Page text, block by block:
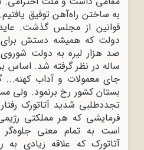
به ساختن راه‌آهن توفیق
قوانین از مجلس گذشت.
دولت که همیشه دستش برای
صد هزار لیره به دولت
ساله در نظر گرفته شد. اساس
جای معمولات و آداب
بستان کشور رخ برنمود. ولی
تجددطلبی شدید آتاتورک
فرمایشی که هر مملکتی
است به تمام معنی
آتاتورک که علاقه زیادی